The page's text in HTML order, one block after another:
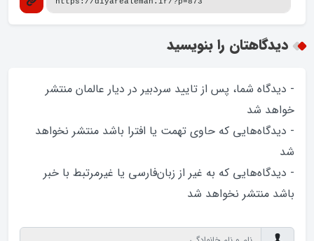
دیدگاهتان را بنویسید
- دیدگاه شما، پس از تایید سردبیر در دیار عالمان منتشر
خواهد‌ شد
- دیدگاه‌هایی که حاوی تهمت یا افترا باشد منتشر نخواهد‌
شد
- دیدگاه‌هایی که به غیر از زبان‌فارسی یا غیرمرتبط با خبر
باشد منتشر نخواهد‌ شد